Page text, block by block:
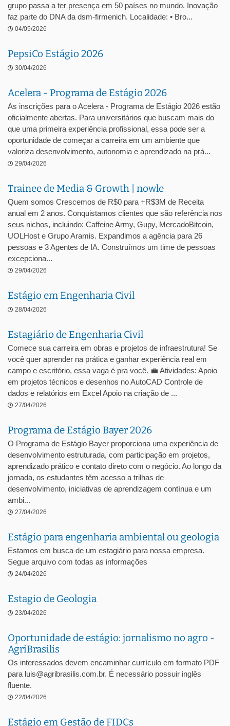
grupo passa a ter presença em 50 países no mundo. Inovação
faz parte do DNA da dsm-firmenich. Localidade: • Bro...
04/05/2026
PepsiCo Estágio 2026
30/04/2026
Acelera - Programa de Estágio 2026
As inscrições para o Acelera - Programa de Estágio 2026 estão
oficialmente abertas. Para universitários que buscam mais do
que uma primeira experiência profissional, essa pode ser a
oportunidade de começar a carreira em um ambiente que
valoriza desenvolvimento, autonomia e aprendizado na prá...
29/04/2026
Trainee de Media & Growth | nowle
Quem somos Crescemos de R$0 para +R$3M de Receita
anual em 2 anos. Conquistamos clientes que são referência nos
seus nichos, incluindo: Caffeine Army, Gupy, MercadoBitcoin,
UOLHost e Grupo Aramis. Expandimos a agência para 26
pessoas e 3 Agentes de IA. Construímos um time de pessoas
excepciona...
29/04/2026
Estágio em Engenharia Civil
28/04/2026
Estagiário de Engenharia Civil
Comece sua carreira em obras e projetos de infraestrutura! Se
você quer aprender na prática e ganhar experiência real em
campo e escritório, essa vaga é pra você. 💼 Atividades: Apoio
em projetos técnicos e desenhos no AutoCAD Controle de
dados e relatórios em Excel Apoio na criação de ...
27/04/2026
Programa de Estágio Bayer 2026
O Programa de Estágio Bayer proporciona uma experiência de
desenvolvimento estruturada, com participação em projetos,
aprendizado prático e contato direto com o negócio. Ao longo da
jornada, os estudantes têm acesso a trilhas de
desenvolvimento, iniciativas de aprendizagem contínua e um
ambi...
27/04/2026
Estágio para engenharia ambiental ou geologia
Estamos em busca de um estagiário para nossa empresa.
Segue arquivo com todas as informações
24/04/2026
Estagio de Geologia
23/04/2026
Oportunidade de estágio: jornalismo no agro -
AgriBrasilis
Os interessados devem encaminhar currículo em formato PDF
para luis@agribrasilis.com.br. É necessário possuir inglês
fluente.
22/04/2026
Estágio em Gestão de FIDCs